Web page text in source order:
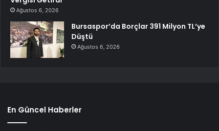
Ağustos 6, 2026
Bursaspor’da Borçlar 391 Milyon TL’ye
Düştü
Ağustos 6, 2026
En Güncel Haberler